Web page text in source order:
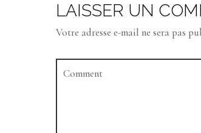
LAISSER UN
Votre adresse e-mail ne sera pas